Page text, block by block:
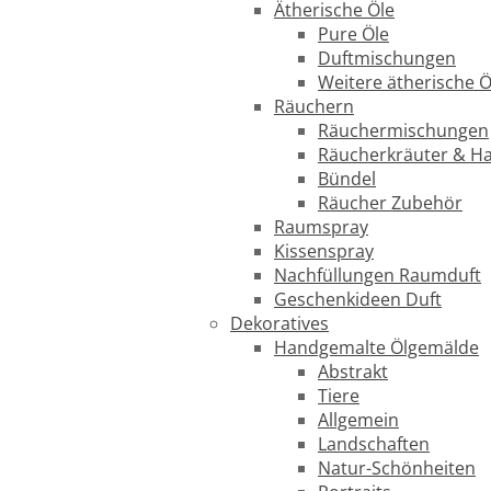
Ätherische Öle
Pure Öle
Duftmischungen
Weitere ätherische
Räuchern
Räuchermischungen
Räucherkräuter &
Bündel
Räucher Zubehör
Raumspray
Kissenspray
Nachfüllungen Raumduft
Geschenkideen Duft
Dekoratives
Handgemalte Ölgemälde
Abstrakt
Tiere
Allgemein
Landschaften
Natur-Schönheiten